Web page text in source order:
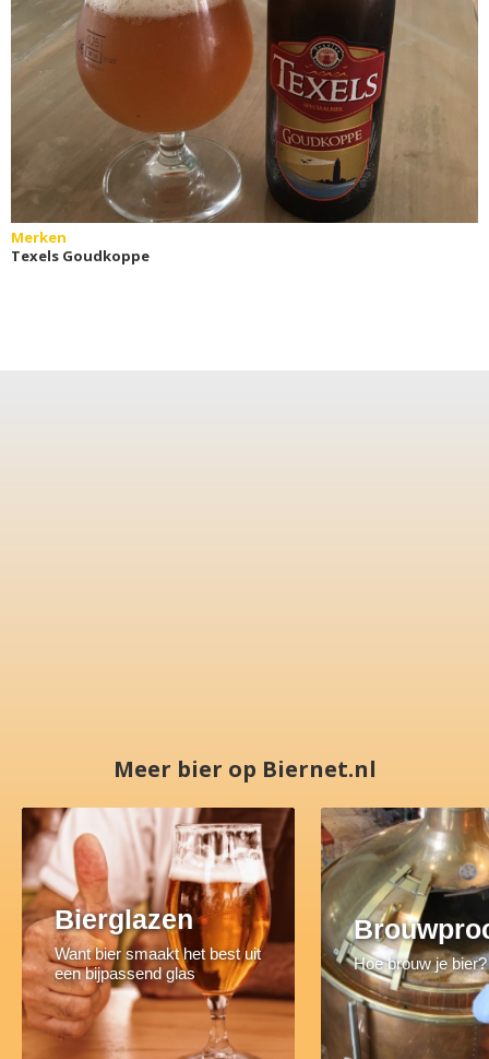
Merken
Texels Goudkoppe
Meer bier op Biernet.nl
Bierglazen
Want bier smaakt het best uit
een bijpassend glas
Hoe brouw je bier?